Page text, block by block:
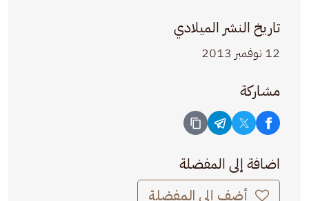
تاريخ النشر الميلادي
12 نوفمبر 2013
مشاركة
اضافة إلى المفضلة
أضف إلى المفضلة